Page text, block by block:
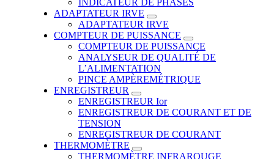
ADAPTATEUR IRVE
ADAPTATEUR IRVE
COMPTEUR DE PUISSANCE
COMPTEUR DE PUISSANCE
ANALYSEUR DE QUALITÉ DE
L’ALIMENTATION
PINCE AMPÈREMÉTRIQUE
ENREGISTREUR
ENREGISTREUR Ior
ENREGISTREUR DE COURANT ET DE
TENSION
ENREGISTREUR DE COURANT
THERMOMÈTRE
THERMOMÈTRE INFRAROUGE